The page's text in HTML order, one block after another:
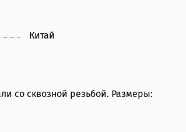
Китай
со сквозной резьбой. Размеры: